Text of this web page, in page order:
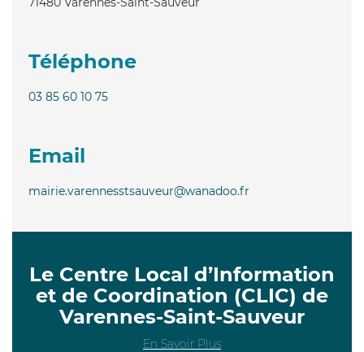
Téléphone
03 85 60 10 75
Email
mairie.varennesstsauveur@wanadoo.fr
Le Centre Local d’Information
et de Coordination (CLIC) de
Varennes-Saint-Sauveur
En Savoir Plus